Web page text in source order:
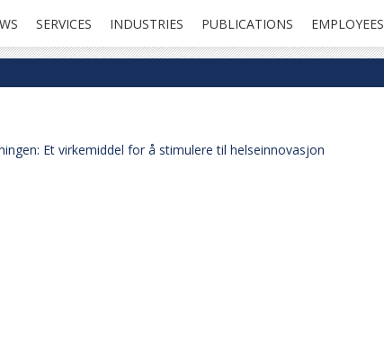
SERVICES INDUSTRIES PUBLICATIONS EMPLOYEES
Et virkemiddel for å stimulere til helseinnovasjon